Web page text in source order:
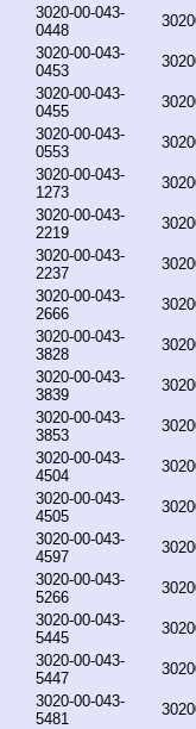
3020-00-043-
0448
3020-00-043-
0453
3020-00-043-
0455
3020-00-043-
0553
3020-00-043-
1273
3020-00-043-
2219
3020-00-043-
2237
3020-00-043-
2666
3020-00-043-
3828
3020-00-043-
3839
3020-00-043-
3853
3020-00-043-
4504
3020-00-043-
4505
3020-00-043-
4597
3020-00-043-
5266
3020-00-043-
5445
3020-00-043-
5447
3020-00-043-
5481